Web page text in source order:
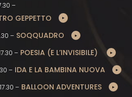
–
GEPPETTO
– SOQQUADRO
– POESIA (E L’INVISIBILE)
– IDA E LA BAMBINA NUOVA
– BALLOON ADVENTURES